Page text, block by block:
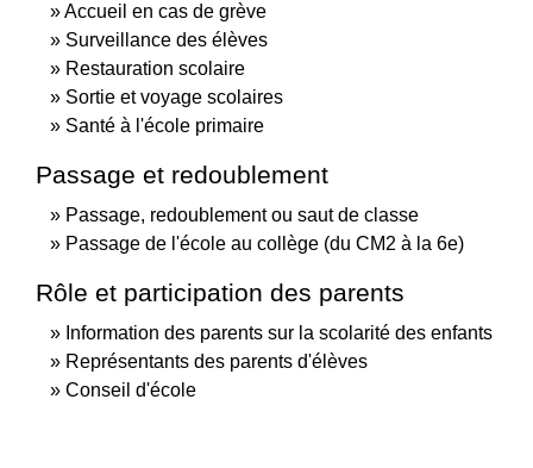
Accueil en cas de grève
Surveillance des élèves
Restauration scolaire
Sortie et voyage scolaires
Santé à l'école primaire
Passage et redoublement
Passage, redoublement ou saut de classe
Passage de l'école au collège (du CM2 à la 6e)
Rôle et participation des parents
Information des parents sur la scolarité des enfants
Représentants des parents d'élèves
Conseil d'école